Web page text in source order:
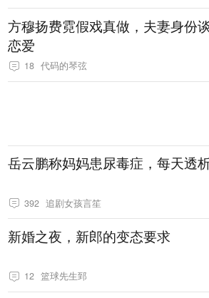
方穆扬费霓假戏真做，夫妻身份
恋爱
18 代码的琴弦
岳云鹏称妈妈患尿毒症，每天透
392 追剧女孩言笙
新婚之夜，新郎的变态要求
12 篮球先生郅